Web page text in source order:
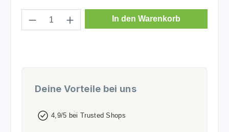
Produkt Anzahl: Gib den gewünschten
In den Warenkorb
Deine Vorteile bei uns
4,9/5 bei Trusted Shops